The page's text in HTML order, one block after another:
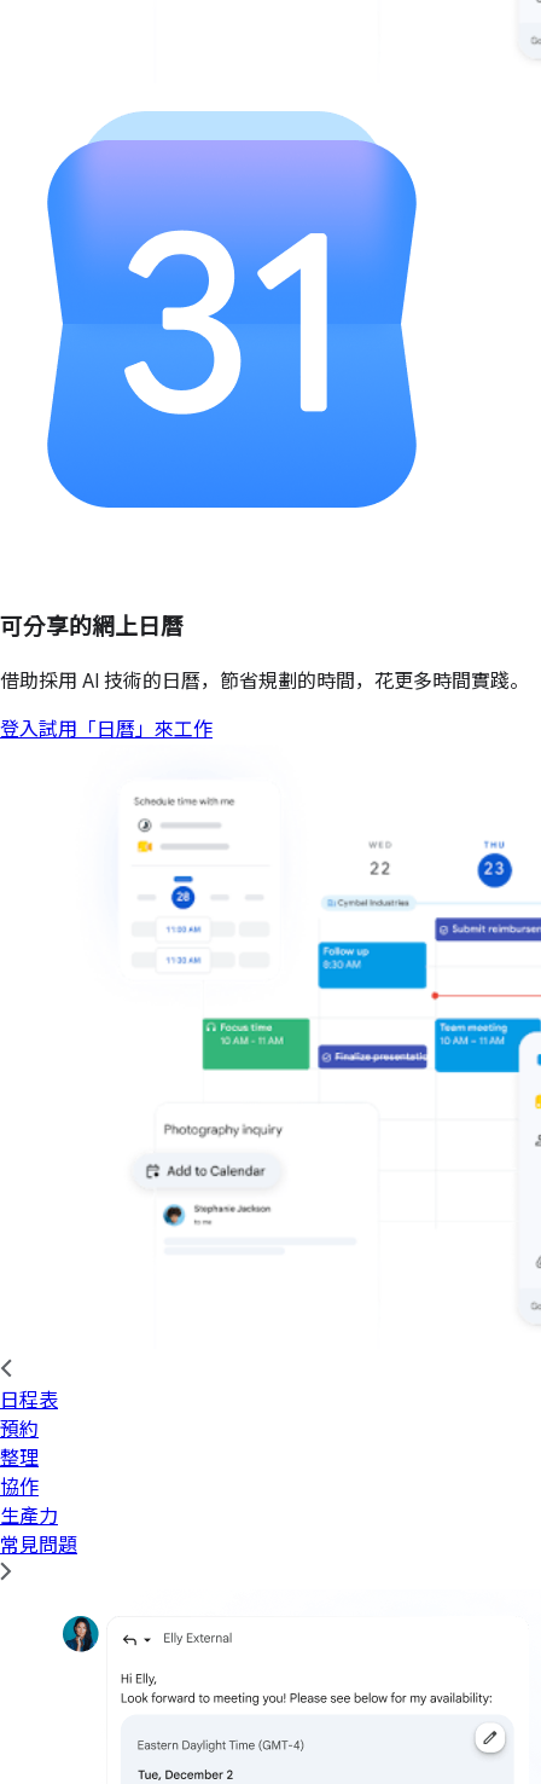
可分享的網上日曆
借助採用 AI 技術的日曆，節省規劃的時間，花更多時間實踐。
登入試用「日曆」來工作
日程表
預約
整理
協作
生產力
常見問題